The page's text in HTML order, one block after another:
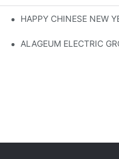
HAPPY CHINESE
ALAGEUM ELECTRIC